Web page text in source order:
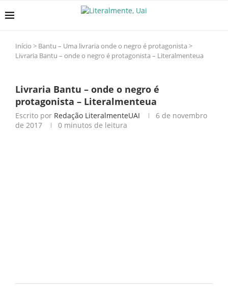
Início > Bantu – Uma livraria onde o negro é protagonista >
Livraria Bantu – onde o negro é protagonista – Literalmenteua
Livraria Bantu – onde o negro é
protagonista – Literalmenteua
Escrito por Redação LiteralmenteUAI
6 de novembro
de 2017
0 minutos de leitura